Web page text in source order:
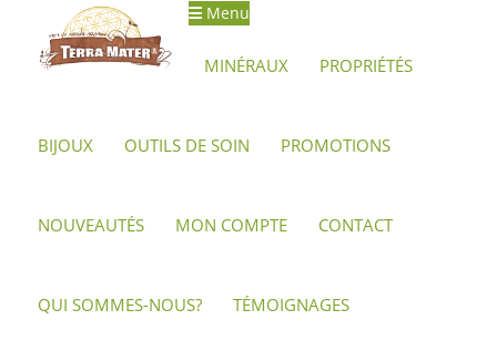
Aller
Aller
au
Menu
MINÉRAUX PROPRIÉTÉS
BIJOUX OUTILS DE SOIN PROMOTIONS
NOUVEAUTÉS MON COMPTE CONTACT
QUI SOMMES-NOUS? TÉMOIGNAGES
Accueil Produits identifiés “Forme ovale”
Forme ovale